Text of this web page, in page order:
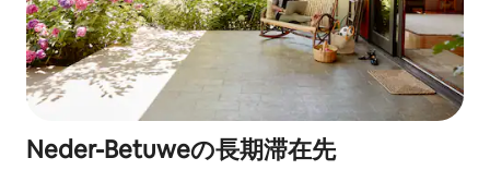
Neder-Betuweの長期滞在先